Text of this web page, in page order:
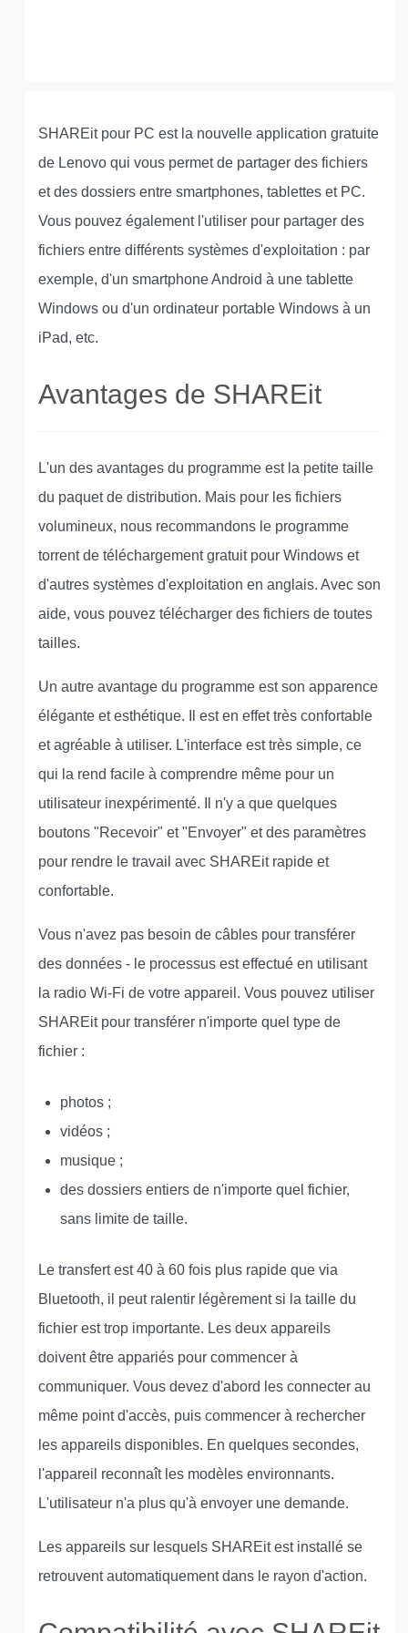
SHAREit pour PC est la nouvelle application gratuite
de Lenovo qui vous permet de partager des fichiers
et des dossiers entre smartphones, tablettes et PC.
Vous pouvez également l'utiliser pour partager des
fichiers entre différents systèmes d'exploitation : par
exemple, d'un smartphone Android à une tablette
Windows ou d'un ordinateur portable Windows à un
iPad, etc.
Avantages de SHAREit
L'un des avantages du programme est la petite taille
du paquet de distribution. Mais pour les fichiers
volumineux, nous recommandons le programme
torrent de téléchargement gratuit pour Windows et
d'autres systèmes d'exploitation en anglais. Avec son
aide, vous pouvez télécharger des fichiers de toutes
tailles.
Un autre avantage du programme est son apparence
élégante et esthétique. Il est en effet très confortable
et agréable à utiliser. L'interface est très simple, ce
qui la rend facile à comprendre même pour un
utilisateur inexpérimenté. Il n'y a que quelques
boutons "Recevoir" et "Envoyer" et des paramètres
pour rendre le travail avec SHAREit rapide et
confortable.
Vous n'avez pas besoin de câbles pour transférer
des données - le processus est effectué en utilisant
la radio Wi-Fi de votre appareil. Vous pouvez utiliser
SHAREit pour transférer n'importe quel type de
fichier :
photos ;
vidéos ;
musique ;
des dossiers entiers de n'importe quel fichier,
sans limite de taille.
Le transfert est 40 à 60 fois plus rapide que via
Bluetooth, il peut ralentir légèrement si la taille du
fichier est trop importante. Les deux appareils
doivent être appariés pour commencer à
communiquer. Vous devez d'abord les connecter au
même point d'accès, puis commencer à rechercher
les appareils disponibles. En quelques secondes,
l'appareil reconnaît les modèles environnants.
L'utilisateur n'a plus qu'à envoyer une demande.
Les appareils sur lesquels SHAREit est installé se
retrouvent automatiquement dans le rayon d'action.